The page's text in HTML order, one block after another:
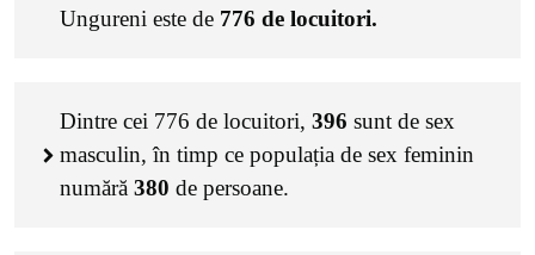
Ungureni este de 776 de locuitori.
Dintre cei 776 de locuitori, 396 sunt de sex
masculin, în timp ce populația de sex feminin
numără 380 de persoane.